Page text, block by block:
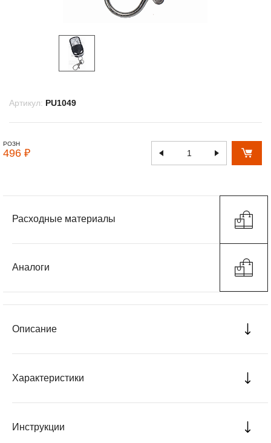
Артикул: PU1049
РОЗН
496 ₽
Расходные материалы
Аналоги
Описание
Характеристики
Инструкции